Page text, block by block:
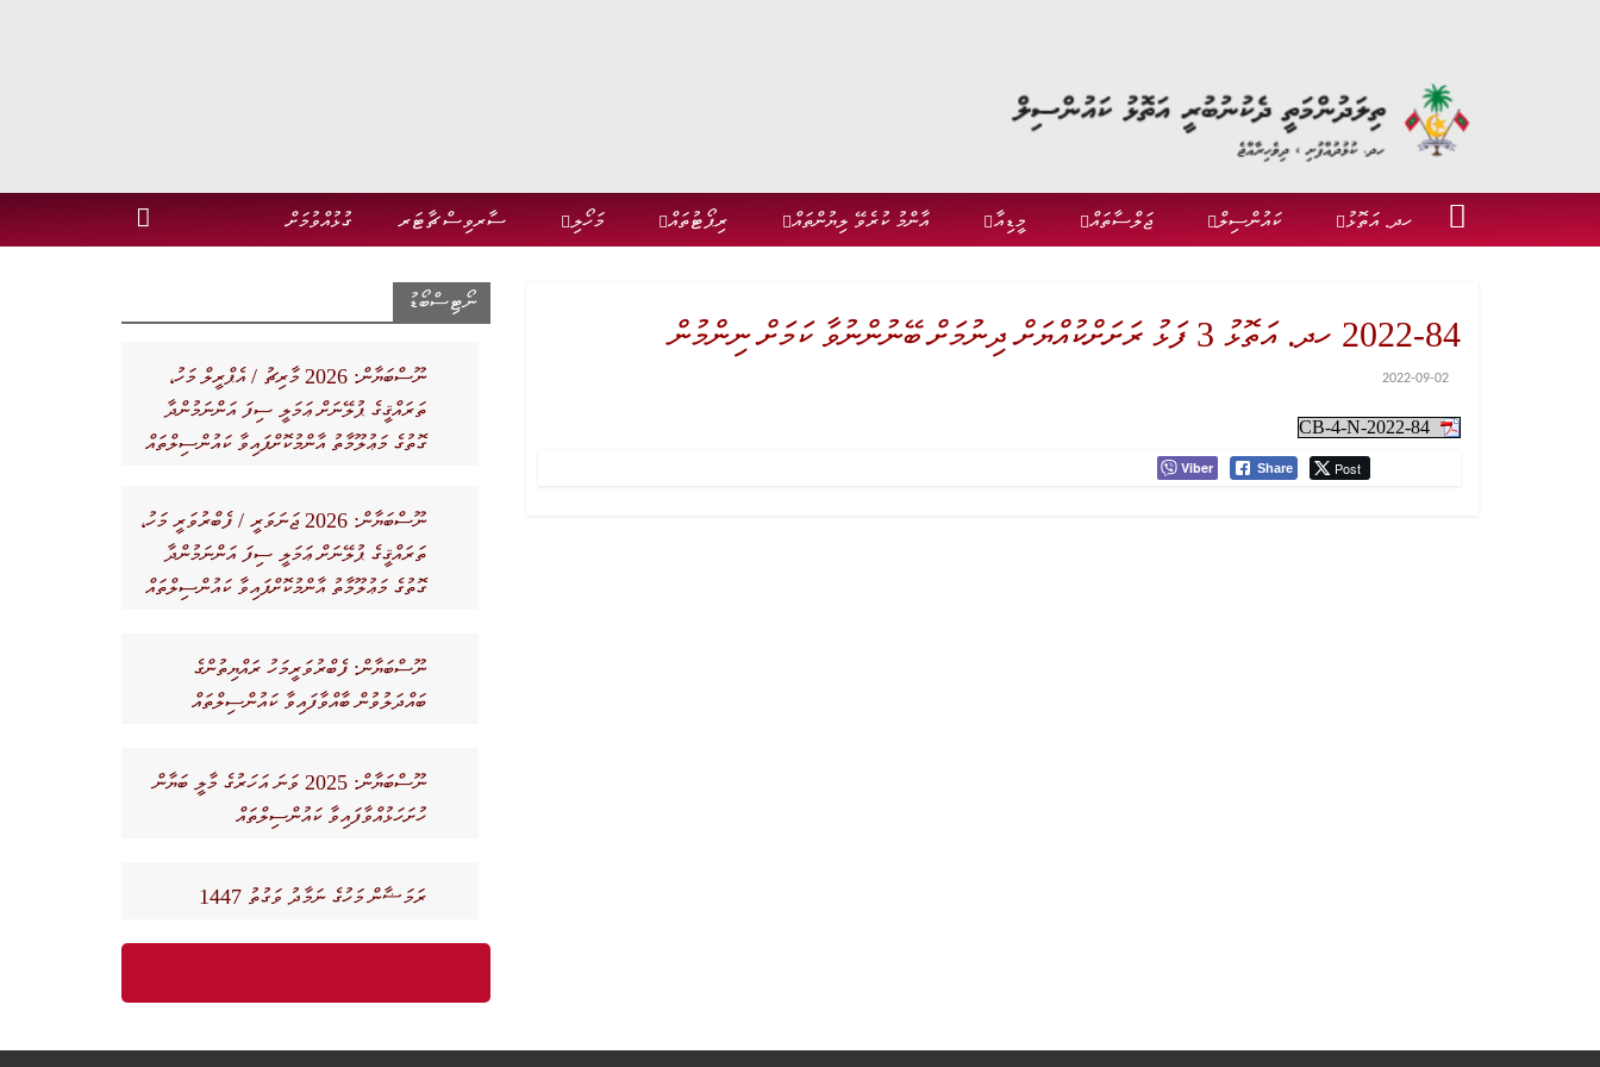
ހދ. އަތޮޅު ކައުންސިލް ޖަލްސާތައް މީޑިއާ އާންމު ކުރެވޭ ލިޔުންތައް ރިޕޯޓުތައް މަހޯލި ސާރވިސް ޗާޓަރ ގުޅުއްވުމަށް
2022-84 ހދ. އަތޮޅު 3 ފަޅު ރަށަށްކުއްޔަށް ދިނުމަށް ބޭނުންނުވާ ކަމަށް ނިންމުން
2022-09-02
CB-4-N-2022-84
Viber Share Post
ނޯޓިސްބޯޑު
ނޫސްބަޔާން: 2026 މާރިޗު / އެޕްރީލް މަހު،
ތަރައްޤީގެ ޕުލޭނަށް ޢަމަލީ ސިފަ އަންނަމުންދާ
ގޮތުގެ މަޢުލޫމާތު އާންމުކޮށްފައިވާ ކައުންސިލްތައް
ނޫސްބަޔާން: 2026 ޖަނަވަރީ / ފެބްރުވަރީ މަހު،
ތަރައްޤީގެ ޕުލޭނަށް ޢަމަލީ ސިފަ އަންނަމުންދާ
ގޮތުގެ މަޢުލޫމާތު އާންމުކޮށްފައިވާ ކައުންސިލްތައް
ނޫސްބަޔާން: ފެބްރުވަރީމަހު ރައްޔިތުންގެ
ބައްދަލުވުން ބާއްވާފައިވާ ކައުންސިލްތައް
ނޫސްބަޔާން: 2025 ވަނަ އަހަރުގެ މާލީ ބަޔާން
ހުށަހަޅުއްވާފައިވާ ކައުންސިލްތައް
ރަމަޟާން މަހުގެ ނަމާދު ވަގުތު 1447